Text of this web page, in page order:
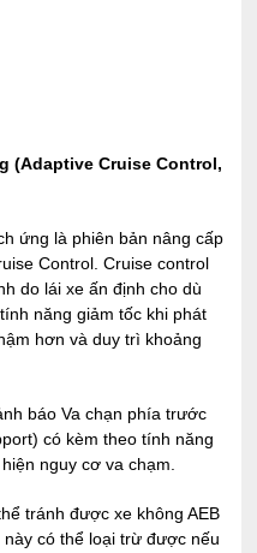
(Adaptive Cruise Control,
ứng là phiên bản nâng cấp
Control. Cruise control
do lái xe ấn định cho dù
năng giảm tốc khi phát
hơn và duy trì khoảng
báo Va chạn phía trước
có kèm theo tính năng
nguy cơ va chạm.
tránh được xe không AEB
có thể loại trừ được nếu